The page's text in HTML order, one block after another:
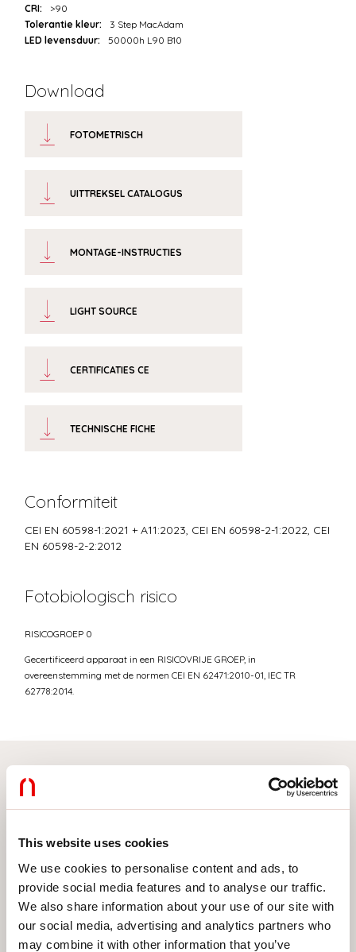
This website uses cookies
We use cookies to personalise content and ads, to
provide social media features and to analyse our traffic.
We also share information about your use of our site with
our social media, advertising and analytics partners who
may combine it with other information that you’ve
CRI:
>90
Tolerantie kleur:
3 Step MacAdam
LED levensduur:
50000h L90 B10
Download
FOTOMETRISCH
UITTREKSEL CATALOGUS
MONTAGE-INSTRUCTIES
LIGHT SOURCE
CERTIFICATIES CE
TECHNISCHE FICHE
Conformiteit
CEI EN 60598-1:2021 + A11:2023, CEI EN 60598-2-1:2022, CEI
EN 60598-2-2:2012
Fotobiologisch risico
RISICOGROEP 0
Gecertificeerd apparaat in een RISICOVRIJE GROEP, in
overeenstemming met de normen CEI EN 62471:2010-01, IEC TR
62778:2014.
Selecteer uw product
TYPE INSTALLATIE
PLAFOND
INBOUW IN GIPSPLAAT